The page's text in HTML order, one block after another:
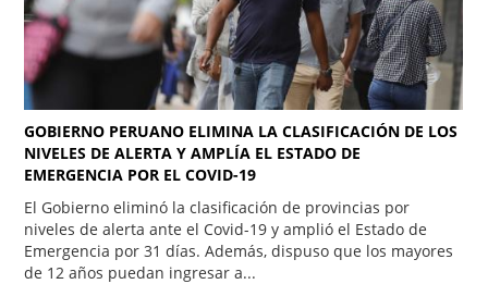
GOBIERNO PERUANO ELIMINA LA CLASIFICACIÓN DE LOS
NIVELES DE ALERTA Y AMPLÍA EL ESTADO DE
EMERGENCIA POR EL COVID-19
El Gobierno eliminó la clasificación de provincias por
niveles de alerta ante el Covid-19 y amplió el Estado de
Emergencia por 31 días. Además, dispuso que los mayores
de 12 años puedan ingresar a...